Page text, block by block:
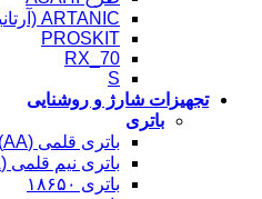
ARTANIC (آرتانیک)
PROSKIT
RX_70
S
تجهیزات شارژ و روشنایی
باتری
باتری قلمی (AA)
باتری نیم قلمی (AAA)
باتری ۱۸۶۵۰